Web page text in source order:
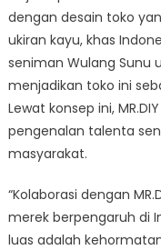
dengan desain toko
ukiran kayu, khas
seniman Wulang Sunu
menjadikan toko ini
Lewat konsep ini,
pengenalan talenta
masyarakat.
“Kolaborasi dengan
merek berpengaruh di
luas adalah